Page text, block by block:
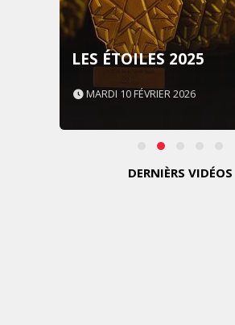
LES ÉTOILES 2025
MARDI 10 FÉVRIER 2026
DERNIÈRS VIDÉOS